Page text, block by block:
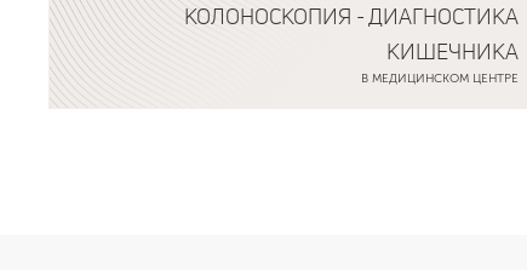
КОЛОНОСКОПИЯ - ДИАГНОСТИКА
КИШЕЧНИКА
В МЕДИЦИНСКОМ ЦЕНТРЕ